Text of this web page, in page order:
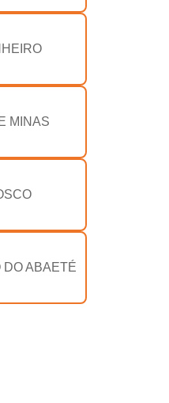
MINAS
DO ABAETÉ